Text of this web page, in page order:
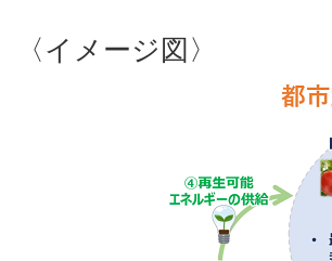
〈イメージ図〉